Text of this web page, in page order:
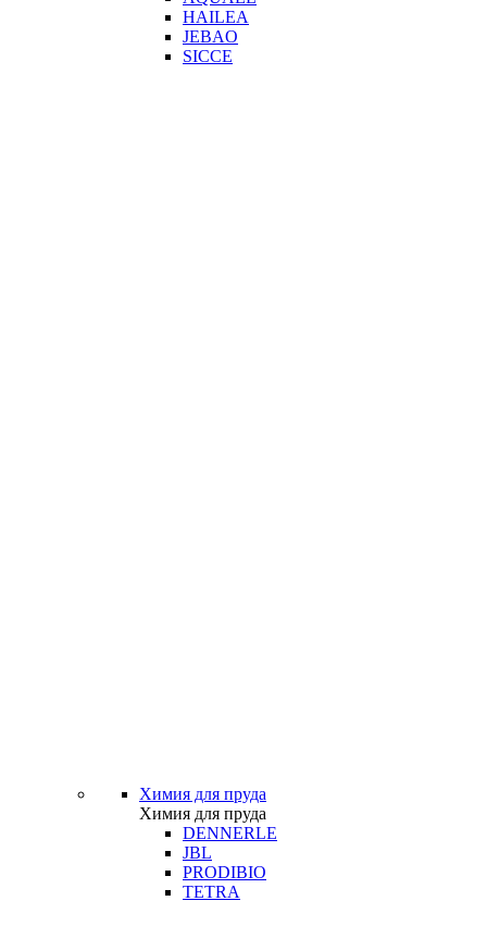
HAILEA
JEBAO
SICCE
Химия для пруда
Химия для пруда
DENNERLE
JBL
PRODIBIO
TETRA